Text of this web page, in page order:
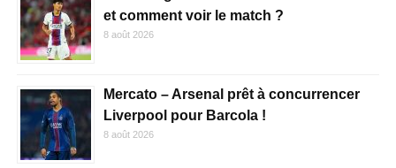
et comment voir le match ?
8 août 2026
Mercato – Arsenal prêt à concurrencer
Liverpool pour Barcola !
8 août 2026